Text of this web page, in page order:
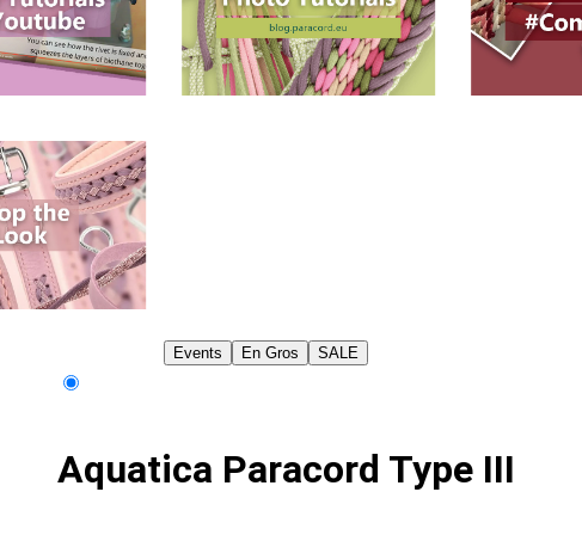
Events En Gros SALE
Aquatica Paracord Type III